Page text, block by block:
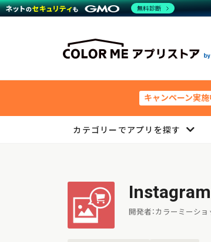
キャンペーン実施
カテゴリーでアプリを探す
開発者：カラーミーショ
無料診断